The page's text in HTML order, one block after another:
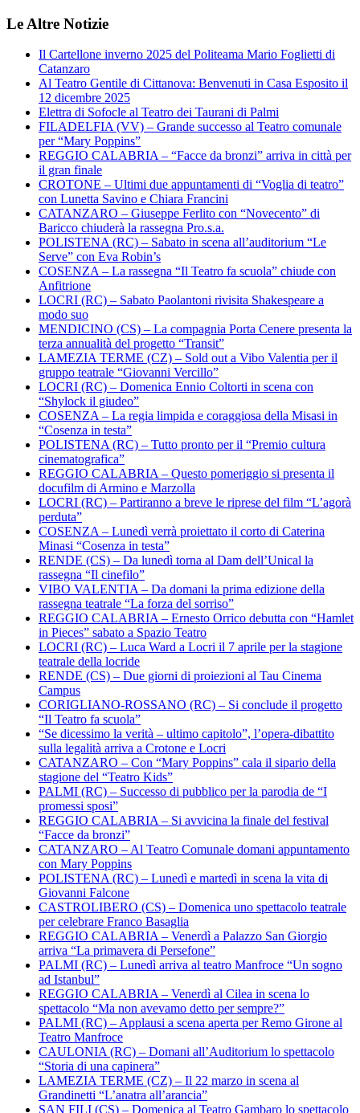
Le Altre Notizie
Il Cartellone inverno 2025 del Politeama Mario Foglietti di
Catanzaro
Al Teatro Gentile di Cittanova: Benvenuti in Casa Esposito il
12 dicembre 2025
Elettra di Sofocle al Teatro dei Taurani di Palmi
FILADELFIA (VV) – Grande successo al Teatro comunale
per “Mary Poppins”
REGGIO CALABRIA – “Facce da bronzi” arriva in città per
il gran finale
CROTONE – Ultimi due appuntamenti di “Voglia di teatro”
con Lunetta Savino e Chiara Francini
CATANZARO – Giuseppe Ferlito con “Novecento” di
Baricco chiuderà la rassegna Pro.s.a.
POLISTENA (RC) – Sabato in scena all’auditorium “Le
Serve” con Eva Robin’s
COSENZA – La rassegna “Il Teatro fa scuola” chiude con
Anfitrione
LOCRI (RC) – Sabato Paolantoni rivisita Shakespeare a
modo suo
MENDICINO (CS) – La compagnia Porta Cenere presenta la
terza annualità del progetto “Transit”
LAMEZIA TERME (CZ) – Sold out a Vibo Valentia per il
gruppo teatrale “Giovanni Vercillo”
LOCRI (RC) – Domenica Ennio Coltorti in scena con
“Shylock il giudeo”
COSENZA – La regia limpida e coraggiosa della Misasi in
“Cosenza in testa”
POLISTENA (RC) – Tutto pronto per il “Premio cultura
cinematografica”
REGGIO CALABRIA – Questo pomeriggio si presenta il
docufilm di Armino e Marzolla
LOCRI (RC) – Partiranno a breve le riprese del film “L’agorà
perduta”
COSENZA – Lunedì verrà proiettato il corto di Caterina
Minasi “Cosenza in testa”
RENDE (CS) – Da lunedì torna al Dam dell’Unical la
rassegna “Il cinefilo”
VIBO VALENTIA – Da domani la prima edizione della
rassegna teatrale “La forza del sorriso”
REGGIO CALABRIA – Ernesto Orrico debutta con “Hamlet
in Pieces” sabato a Spazio Teatro
LOCRI (RC) – Luca Ward a Locri il 7 aprile per la stagione
teatrale della locride
RENDE (CS) – Due giorni di proiezioni al Tau Cinema
Campus
CORIGLIANO-ROSSANO (RC) – Si conclude il progetto
“Il Teatro fa scuola”
“Se dicessimo la verità – ultimo capitolo”, l’opera-dibattito
sulla legalità arriva a Crotone e Locri
CATANZARO – Con “Mary Poppins” cala il sipario della
stagione del “Teatro Kids”
PALMI (RC) – Successo di pubblico per la parodia de “I
promessi sposi”
REGGIO CALABRIA – Si avvicina la finale del festival
“Facce da bronzi”
CATANZARO – Al Teatro Comunale domani appuntamento
con Mary Poppins
POLISTENA (RC) – Lunedì e martedì in scena la vita di
Giovanni Falcone
CASTROLIBERO (CS) – Domenica uno spettacolo teatrale
per celebrare Franco Basaglia
REGGIO CALABRIA – Venerdì a Palazzo San Giorgio
arriva “La primavera di Persefone”
PALMI (RC) – Lunedì arriva al teatro Manfroce “Un sogno
ad Istanbul”
REGGIO CALABRIA – Venerdì al Cilea in scena lo
spettacolo “Ma non avevamo detto per sempre?”
PALMI (RC) – Applausi a scena aperta per Remo Girone al
Teatro Manfroce
CAULONIA (RC) – Domani all’Auditorium lo spettacolo
“Storia di una capinera”
LAMEZIA TERME (CZ) – Il 22 marzo in scena al
Grandinetti “L’anatra all’arancia”
SAN FILI (CS) – Domenica al Teatro Gambaro lo spettacolo